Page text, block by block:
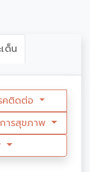
ด็น
คติดต่อ
ารสุขภาพ